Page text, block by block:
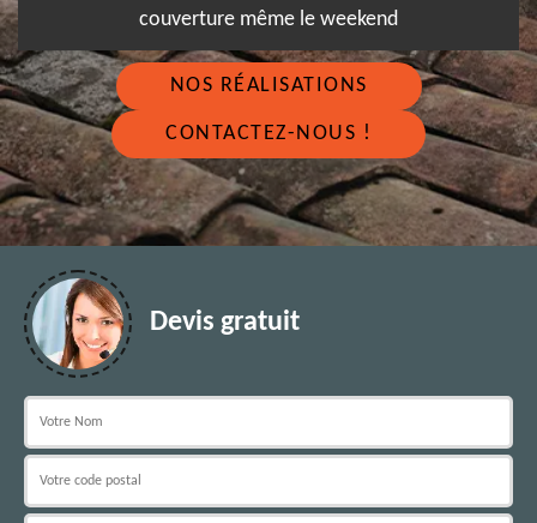
couverture même le weekend
NOS RÉALISATIONS
CONTACTEZ-NOUS !
Devis gratuit